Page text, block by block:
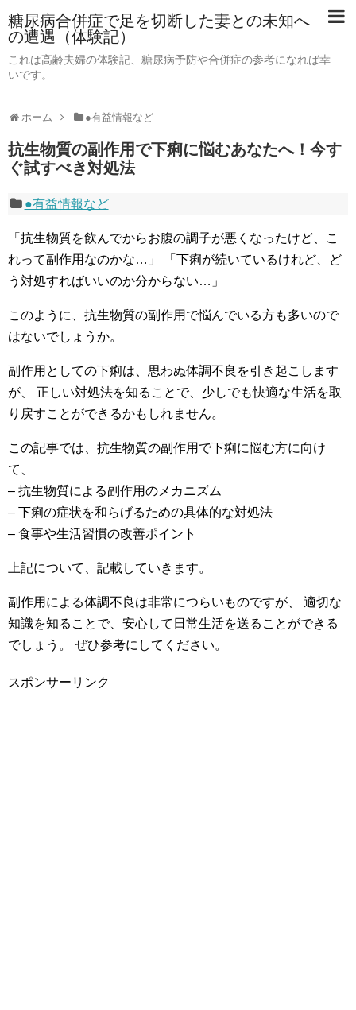
糖尿病合併症で足を切断した妻との未知へ
の遭遇（体験記）
これは高齢夫婦の体験記、糖尿病予防や合併症の参考になれば幸
いです。
ホーム ●有益情報など
抗生物質の副作用で下痢に悩むあなたへ！今す
ぐ試すべき対処法
●有益情報など
「抗生物質を飲んでからお腹の調子が悪くなったけど、こ
れって副作用なのかな…」 「下痢が続いているけれど、ど
う対処すればいいのか分からない…」
このように、抗生物質の副作用で悩んでいる方も多いので
はないでしょうか。
副作用としての下痢は、思わぬ体調不良を引き起こします
が、 正しい対処法を知ることで、少しでも快適な生活を取
り戻すことができるかもしれません。
この記事では、抗生物質の副作用で下痢に悩む方に向け
て、
– 抗生物質による副作用のメカニズム
– 下痢の症状を和らげるための具体的な対処法
– 食事や生活習慣の改善ポイント
上記について、記載していきます。
副作用による体調不良は非常につらいものですが、 適切な
知識を知ることで、安心して日常生活を送ることができる
でしょう。 ぜひ参考にしてください。
スポンサーリンク